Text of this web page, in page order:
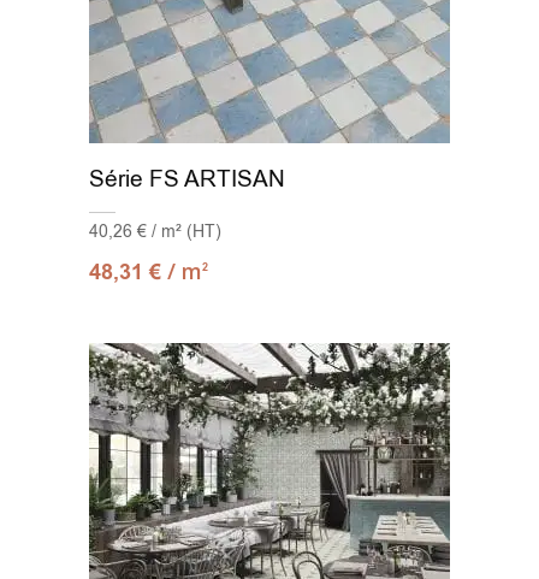
Série FS ARTISAN
40,26 € / m² (HT)
48,31€ / m2